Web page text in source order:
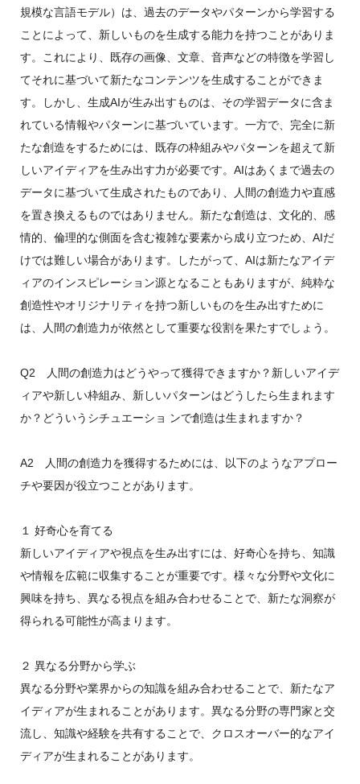
規模な言語モデル）は、過去のデータやパターンから学習する
ことによって、新しいものを生成する能力を持つことがありま
す。これにより、既存の画像、文章、音声などの特徴を学習し
てそれに基づいて新たなコンテンツを生成することができま
す。しかし、生成AIが生み出すものは、その学習データに含ま
れている情報やパターンに基づいています。一方で、完全に新
たな創造をするためには、既存の枠組みやパターンを超えて新
しいアイディアを生み出す力が必要です。AIはあくまで過去の
データに基づいて生成されたものであり、人間の創造力や直感
を置き換えるものではありません。新たな創造は、文化的、感
情的、倫理的な側面を含む複雑な要素から成り立つため、AIだ
けでは難しい場合があります。したがって、AIは新たなアイデ
ィアのインスピレーション源となることもありますが、純粋な
創造性やオリジナリティを持つ新しいものを生み出すために
は、人間の創造力が依然として重要な役割を果たすでしょう。
Q2 人間の創造力はどうやって獲得できますか？新しいアイデ
ィアや新しい枠組み、新しいパターンはどうしたら生まれます
か？どういうシチュエーショ ンで創造は生まれますか？
A2 人間の創造力を獲得するためには、以下のようなアプロー
チや要因が役立つことがあります。
１ 好奇心を育てる
新しいアイディアや視点を生み出すには、好奇心を持ち、知識
や情報を広範に収集することが重要です。様々な分野や文化に
興味を持ち、異なる視点を組み合わせることで、新たな洞察が
得られる可能性が高まります。
２ 異なる分野から学ぶ
異なる分野や業界からの知識を組み合わせることで、新たなア
イディアが生まれることがあります。異なる分野の専門家と交
流し、知識や経験を共有することで、クロスオーバー的なアイ
ディアが生まれることがあります。